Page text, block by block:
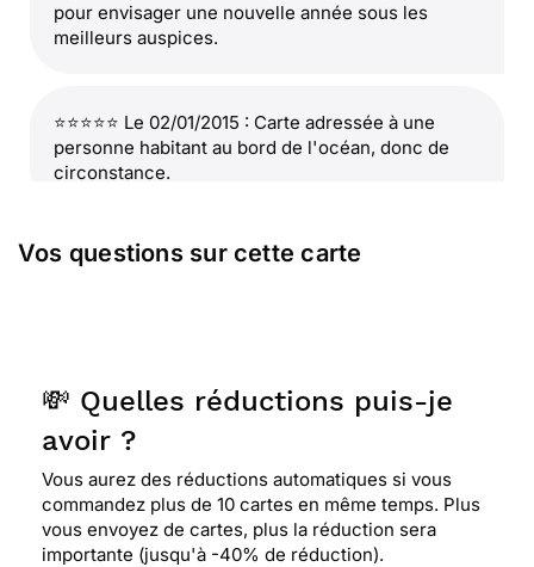
pour envisager une nouvelle année sous les
meilleurs auspices.
⭐⭐⭐⭐⭐ Le 02/01/2015 : Carte adressée à une
personne habitant au bord de l'océan, donc de
circonstance.
⭐⭐⭐⭐⭐ Le 02/01/2014 : Fraiche et
l'envoie a un aquarium, donc c'est une excellente
idée de la lui envoyer.
⭐⭐⭐⭐⭐ Le 31/12/2012 : Beauté de la carte de
voeux de nouvelle année, couleurs vives , sujets
que nous aimons.
Vos questions sur cette carte
💸 Quelles réductions puis-je
avoir ?
Vous aurez des réductions automatiques si vous
commandez plus de 10 cartes en même temps. Plus
vous envoyez de cartes, plus la réduction sera
importante (jusqu'à -40% de réduction).